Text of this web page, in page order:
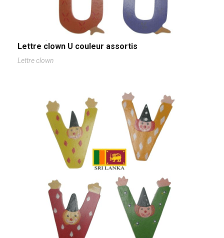
Lettre clown U couleur assortis
Lettre clown